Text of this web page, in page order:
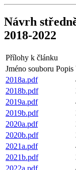
Návrh
2018-2022
Přílohy k článku
Jméno souboru Popis
2018a.pdf
2018b.pdf
2019a.pdf
2019b.pdf
2020a.pdf
2020b.pdf
2021a.pdf
2021b.pdf